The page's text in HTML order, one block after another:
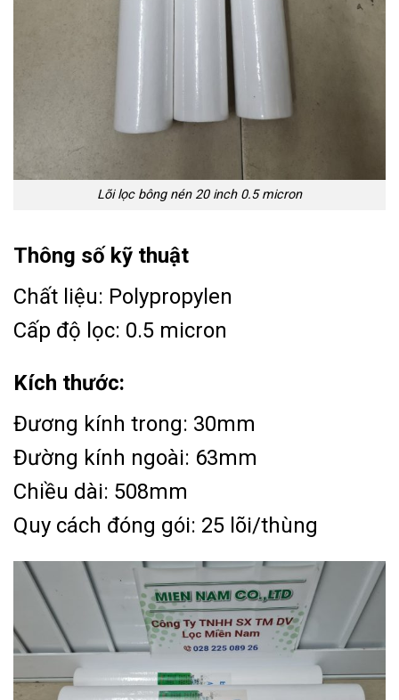
Lõi lọc bông nén 20 inch 0.5 micron
Thông số kỹ thuật
Chất liệu: Polypropylen
Cấp độ lọc: 0.5 micron
Kích thước:
Đương kính trong: 30mm
Đường kính ngoài: 63mm
Chiều dài: 508mm
Quy cách đóng gói: 25 lõi/thùng